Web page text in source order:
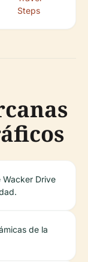
Steps
Drive
de la